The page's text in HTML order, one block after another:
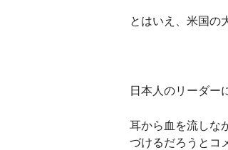
とはいえ、米国の
日本人のリーダー
耳から血を流しな
づけるだろうとコ